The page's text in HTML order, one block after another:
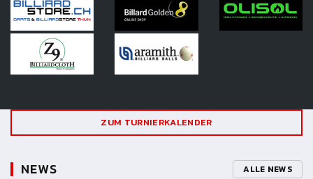
ZUM TURNIERKALENDER
NEWS ALLE NEWS